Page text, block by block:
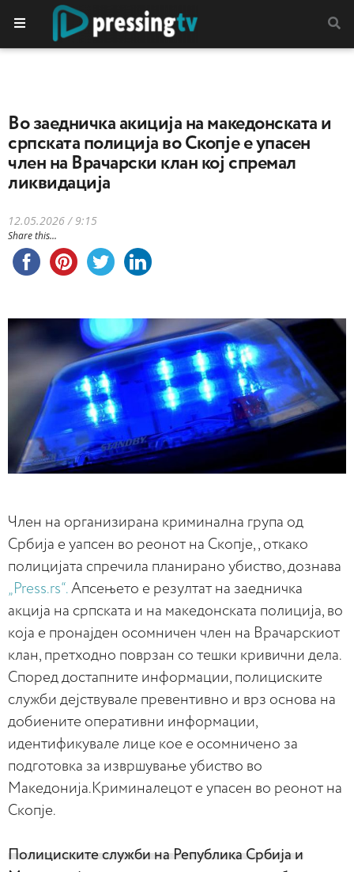
Во заедничка акиција на македонската и
српската полиција во Скопје е упасен
член на Врачарски клан кој спремал
ликвидација
12.05.2026 / 9:15
Share this...
Член на организирана криминална група од
Србија е уапсен во реонот на Скопје, , откако
полицијата спречила планирано убиство, дознава
„Press.rs“. Апсењето е резултат на заедничка
акција на српската и на македонската полиција, во
која е пронајден осомничен член на Врачарскиот
клан, претходно поврзан со тешки кривични дела.
Според достапните информации, полициските
служби дејствувале превентивно и врз основа на
добиените оперативни информации,
идентификувале лице кое е осомничено за
подготовка за извршување убиство во
Македонија.Криминалецот е упасен во реонот на
Скопје.
Полициските служби на Република Србија и